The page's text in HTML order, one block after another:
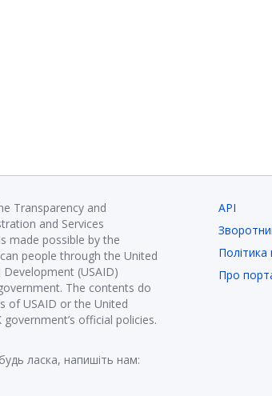
Transparency and
and Services
made possible by the
people through the United
(USAID)
The contents do
of USAID or the United
official policies.
ласка, напишіть нам:
API
Політика
Про